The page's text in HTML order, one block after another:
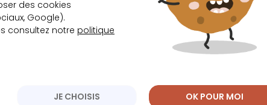
les auteurs de l’étude appréhendent un
fossiles dans les années à venir en raison de la
scénario impliquerait une rupture de la tendance
des cookies
Google).
consultez notre politique
JE CHOISIS OK POUR MOI